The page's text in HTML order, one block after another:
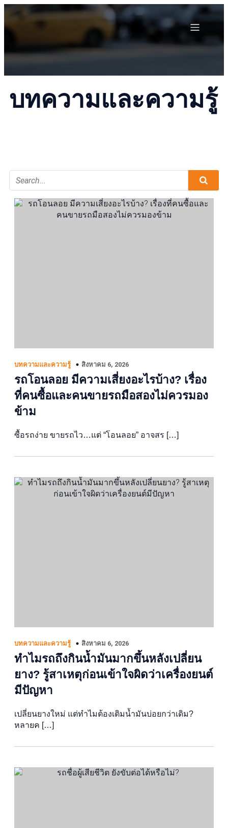
บทความและความรู้
บทความและความรู้ สิงหาคม 6, 2026
รถโอนลอย มีความเสี่ยงอะไรบ้าง? เรื่อง
ที่คนซื้อและคนขายรถมือสองไม่ควรมอง
ข้าม
ซื้อรถง่าย ขายรถไว…แต่ “โอนลอย” อาจสร […]
บทความและความรู้ สิงหาคม 6, 2026
ทำไมรถถึงกินน้ำมันมากขึ้นหลังเปลี่ยน
ยาง? รู้สาเหตุก่อนเข้าใจผิดว่าเครื่องยนต์
มีปัญหา
เปลี่ยนยางใหม่ แต่ทำไมต้องเติมน้ำมันบ่อยกว่าเดิม?
หลายค […]